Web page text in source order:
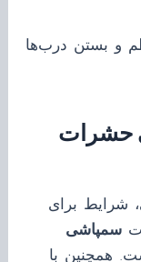
و بستن درب‌ها
حشرات
شرایط برای
سمپاشی
همچنین با